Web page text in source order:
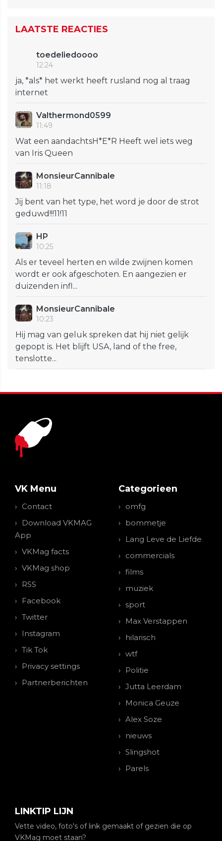
LAATSTE REACTIES
toedeliedoooo
12:24
ja, *als* het werkt heeft rusland nog al traag
internet
Valthermond0599
11:49
Wat een aandachtsH*E*R Heeft wel iets weg
van Iris Queen
MonsieurCannibale
11:18
Jij bent van het type, het word je door de strot
geduwd!!!11!11
HP
10:25
Als er teveel herten en wilde zwijnen komen
wordt er ook afgeschoten. En aangezien er
duizenden infl...
MonsieurCannibale
10:23
Hij mag van geluk spreken dat hij niet gelijk
gepopt is. Het blijft USA, land of the free,
tenslotte...
VK Menu
Contact
Download VKMAG
App
VKMag facts
VKMag shop
RSS
Facebook
Twitter
Instagram
Tik Tok
Privacy settings
Partnerberichten
Categorieen
omfg
bommetje
Lang Leve de Liefde
commercials
films
muziek
sport
Max Verstappen
hilarisch
wtf
Politie
Jutta Leerdam
Monica Geuze
Alex Soze
nieuws
Slingshot
Parels
LINKTIP LIJN
Vette video, foto's of link gemaakt of gezien die op
VKMag moet staan?